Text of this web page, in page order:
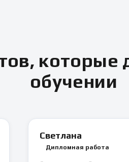
которые
обучении
Светлана
Дипломная работа